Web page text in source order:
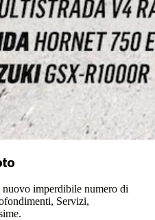
imperdibile numero di
Servizi,